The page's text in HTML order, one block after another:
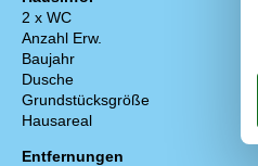
2 x WC
Anzahl Erw.
Baujahr
Dusche
Grundstücksgröße
Hausareal
Entfernungen